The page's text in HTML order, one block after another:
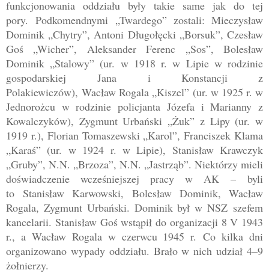
funkcjonowania oddziału były takie same jak do tej
pory. Podkomendnymi „Twardego” zostali: Mieczysław
Dominik „Chytry”, Antoni Długołęcki „Borsuk”, Czesław
Goś „Wicher”, Aleksander Ferenc „Sos”, Bolesław
Dominik „Stalowy” (ur. w 1918 r. w Lipie w rodzinie
gospodarskiej Jana i Konstancji z
Polakiewiczów), Wacław Rogala „Kiszel” (ur. w 1925 r. w
Jednorożcu w rodzinie policjantaJózefa i Marianny z
Kowalczyków), Zygmunt Urbański „Żuk” z Lipy (ur. w
1919 r.), Florian Tomaszewski „Karol”, Franciszek Klama
„Karaś” (ur. w 1924 r. w Lipie), Stanisław Krawczyk
„Gruby”, N.N. „Brzoza”, N.N. „Jastrząb”. Niektórzy mieli
doświadczenie wcześniejszej pracy w AK – byli
to Stanisław Karwowski, Bolesław Dominik, Wacław
Rogala, Zygmunt Urbański. Dominik był w NSZ szefem
kancelarii. Stanisław Goś wstąpił do organizacji 8 V 1943
r., a Wacław Rogala w czerwcu 1945 r.Co kilka dni
organizowano wypady oddziału. Brało w nich udział 4–9
żołnierzy.